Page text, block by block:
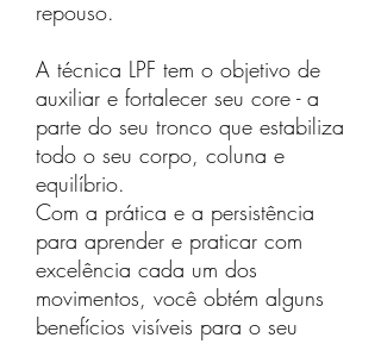
repouso.
A técnica LPF tem o objetivo de
auxiliar e fortalecer seu core - a
parte do seu tronco que estabiliza
todo o seu corpo, coluna e
equilíbrio.
Com a prática e a persistência
para aprender e praticar com
excelência cada um dos
movimentos, você obtém alguns
benefícios visíveis para o seu